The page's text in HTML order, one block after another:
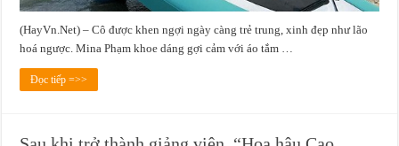
(HayVn.Net) – Cô được khen ngợi ngày càng trẻ trung, xinh đẹp như lão
hoá ngược. Mina Phạm khoe dáng gợi cảm với áo tắm …
Đọc tiếp =>>